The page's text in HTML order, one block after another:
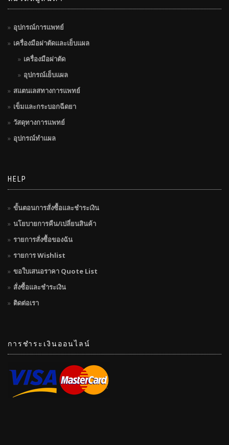
อุปกรณ์การแพทย์
เครื่องมือผ่าตัดและเย็บแผล
เครื่องมือผ่าตัด
อุปกรณ์เย็บแผล
สแตนเลสทางการแพทย์
เข็มและกระบอกฉีดยา
วัสดุทางการแพทย์
อุปกรณ์ทำแผล
HELP
ขั้นตอนการสั่งซื้อและชำระเงิน
นโยบายการคืน/เปลี่ยนสินค้า
รายการสั่งซื้อของฉัน
รายการ Wishlist
ขอใบเสนอราคา Quote List
สั่งซื้อและชำระเงิน
ติดต่อเรา
การชำระเงินออนไลน์